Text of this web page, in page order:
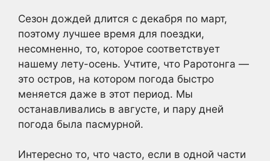
Сезон дождей длится с декабря по март,
поэтому лучшее время для поездки,
несомненно, то, которое соответствует
нашему лету-осень. Учтите, что Раротонга —
это остров, на котором погода быстро
меняется даже в этот период. Мы
останавливались в августе, и пару дней
погода была пасмурной.
Интересно то, что часто, если в одной части